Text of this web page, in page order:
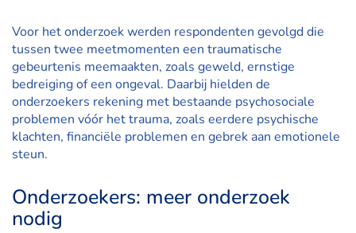
Voor het onderzoek werden respondenten gevolgd die
tussen twee meetmomenten een traumatische
gebeurtenis meemaakten, zoals geweld, ernstige
bedreiging of een ongeval. Daarbij hielden de
onderzoekers rekening met bestaande psychosociale
problemen vóór het trauma, zoals eerdere psychische
klachten, financiële problemen en gebrek aan emotionele
steun.
Onderzoekers: meer onderzoek
nodig